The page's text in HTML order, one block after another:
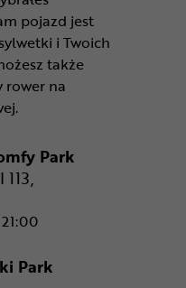
pojazd jest
i Twoich
także
rower na
Park
- Comfy Park
Park